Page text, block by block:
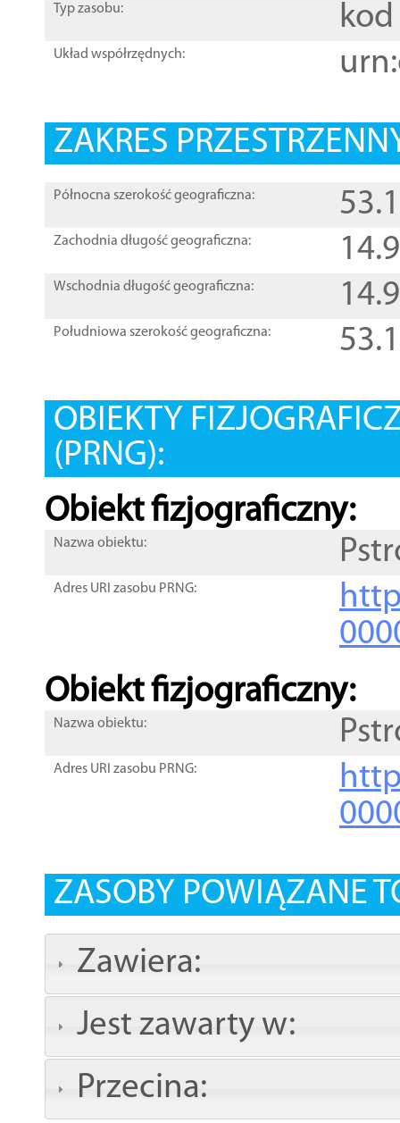
Typ zasobu: kod
Układ współrzędnych:
ZAKRES
Północna szerokość geograficzna:
Zachodnia długość geograficzna:
Wschodnia długość geograficzna:
Południowa szerokość geograficzna:
OBIEKTY
(PRNG):
Obiekt fizjograficzny:
Nazwa obiektu:
Adres URI zasobu PRNG:
Obiekt fizjograficzny:
Nazwa obiektu:
Adres URI zasobu PRNG:
ZASOBY POWIĄZANE
Zawiera:
Jest zawarty w:
Przecina: